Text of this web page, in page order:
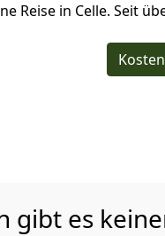
Reise in Celle. Seit
gibt es